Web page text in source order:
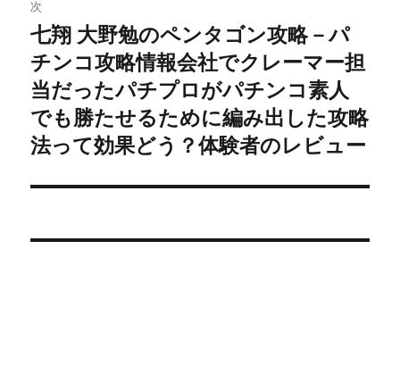
ー
シ
ョ
ン
次
次
の
投
稿:
七翔 大野勉のペンタゴン攻略－パ
チンコ攻略情報会社でクレーマー担
当だったパチプロがパチンコ素人
でも勝たせるために編み出した攻略
法って効果どう？体験者のレビュー